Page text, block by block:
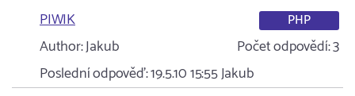
PIWIK
PHP
Author:Jakub Počet odpovědí:3
Poslední odpověď:19.5.10 15:55Jakub